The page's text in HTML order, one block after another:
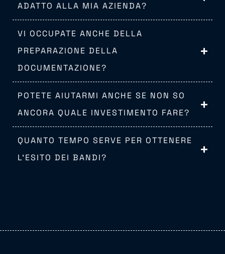
ADATTO ALLA MIA AZIENDA?
VI OCCUPATE ANCHE DELLA
PREPARAZIONE DELLA
DOCUMENTAZIONE?
POTETE AIUTARMI ANCHE SE NON SO
ANCORA QUALE INVESTIMENTO FARE?
QUANTO TEMPO SERVE PER OTTENERE
L’ESITO DEI BANDI?